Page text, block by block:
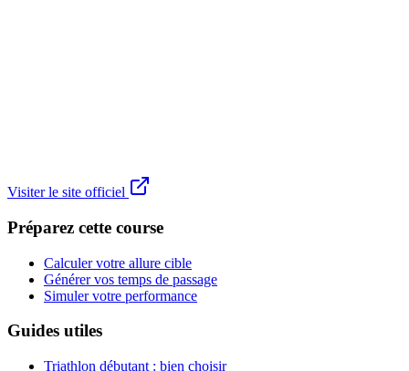
Visiter le site officiel
Préparez cette course
Calculer votre allure cible
Générer vos temps de passage
Simuler votre performance
Guides utiles
Triathlon débutant : bien choisir